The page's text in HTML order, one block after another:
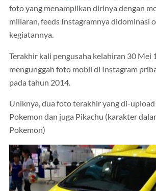
foto yang menampilkan dirinya dengan
miliaran, feeds Instagramnya didominasi
kegiatannya.
Terakhir kali pengusaha kelahiran 30 Mei
mengunggah foto mobil di Instagram
pada tahun 2014.
Uniknya, dua foto terakhir yang di-
Pokemon dan juga Pikachu (karakter
Pokemon)